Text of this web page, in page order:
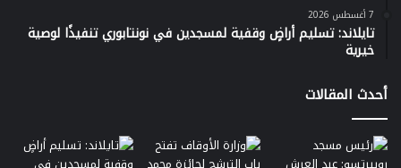
7 أغسطس 2026
تايلاند: تسليم أراضٍ وقفية لمسجدين في نونتابوري تنفيذًا لوصية
خيرية
أحدث المقالات